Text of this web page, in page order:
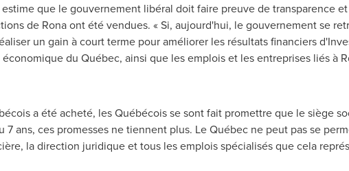
que le gouvernement libéral doit faire preuve de transparence
de Rona ont été vendues. « Si, aujourd'hui, le gouvernement se
un gain à court terme pour améliorer les résultats financiers
du Québec, ainsi que les emplois et les entreprises liés à
a été acheté, les Québécois se sont fait promettre que le siège
7 ans, ces promesses ne tiennent plus. Le Québec ne peut pas se
la direction juridique et tous les emplois spécialisés que cela